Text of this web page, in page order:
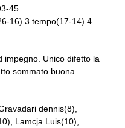
45
16) 3 tempo(17-14) 4
impegno. Unico difetto la
sommato buona
dennis(8),
Lamcja Luis(10),